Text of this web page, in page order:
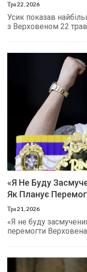
Тра 22, 2026
Усик показав
з Верховеном 22
«Я Не Буду
Як Планує
Тра 21, 2026
«Я не буду
перемогти